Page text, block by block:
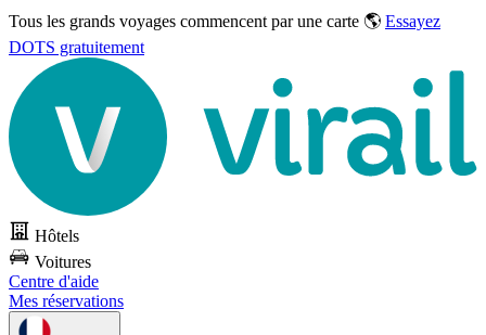
Tous les grands voyages commencent par une carte 🌎 Essayez
DOTS gratuitement
Hôtels
Voitures
Centre d'aide
Mes réservations